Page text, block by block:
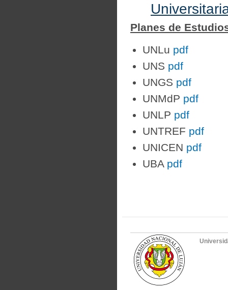
Planes de
UNLu pdf
UNS pdf
UNGS pdf
UNMdP pdf
UNLP pdf
UNTREF pdf
UNICEN pdf
UBA pdf